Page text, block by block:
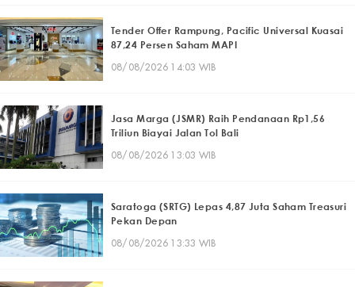
Tender Offer Rampung, Pacific Universal Kuasai
87,24 Persen Saham MAPI
08/08/2026 14:03 WIB
Jasa Marga (JSMR) Raih Pendanaan Rp1,56
Triliun Biayai Jalan Tol Bali
08/08/2026 13:03 WIB
Saratoga (SRTG) Lepas 4,87 Juta Saham Treasuri
Pekan Depan
08/08/2026 13:33 WIB